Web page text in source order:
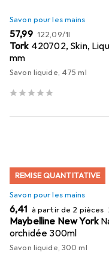
Savon pour les mains
EUR
57,99 EUR
122,09/1l
Tork 420702, Skin,
mm
Savon liquide, 475 ml
REMISE QUANTITATIVE
Savon pour les mains
EUR
6,41 à partir de 2 pièces
Maybelline New York
orchidée 300ml
Savon liquide, 300 ml